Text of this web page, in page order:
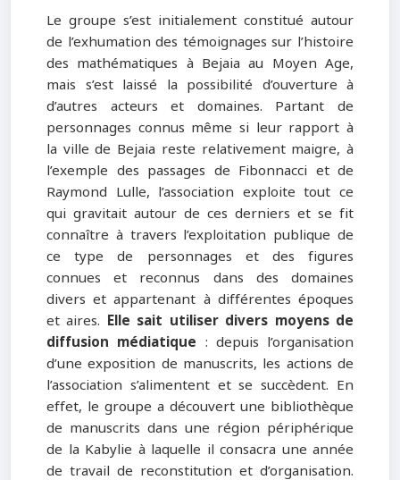
Le groupe s’est initialement constitué autour
de l’exhumation des témoignages sur l’histoire
des mathématiques à Bejaia au Moyen Age,
mais s’est laissé la possibilité d’ouverture à
d’autres acteurs et domaines. Partant de
personnages connus même si leur rapport à
la ville de Bejaia reste relativement maigre, à
l’exemple des passages de Fibonnacci et de
Raymond Lulle, l’association exploite tout ce
qui gravitait autour de ces derniers et se fit
connaître à travers l’exploitation publique de
ce type de personnages et des figures
connues et reconnus dans des domaines
divers et appartenant à différentes époques
et aires. Elle sait utiliser divers moyens de
diffusion médiatique : depuis l’organisation
d’une exposition de manuscrits, les actions de
l’association s’alimentent et se succèdent. En
effet, le groupe a découvert une bibliothèque
de manuscrits dans une région périphérique
de la Kabylie à laquelle il consacra une année
de travail de reconstitution et d’organisation.